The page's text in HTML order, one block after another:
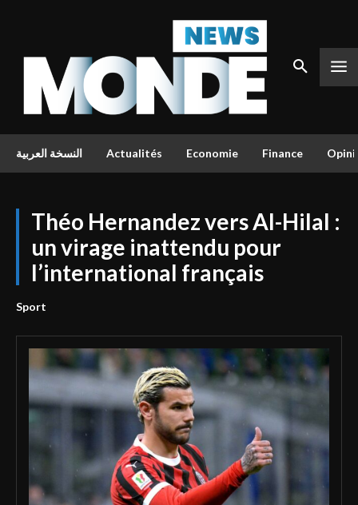
النسخة العربية Actualités Economie Finance
Théo Hernandez vers Al-Hilal :
un virage inattendu pour
l’international français
Sport